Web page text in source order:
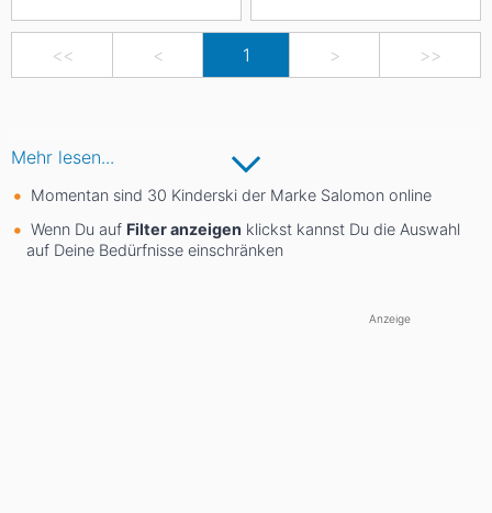
<< < 1 > >>
Mehr lesen...
Momentan sind 30 Kinderski der Marke Salomon online
Wenn Du auf Filter anzeigen klickst kannst Du die Auswahl
auf Deine Bedürfnisse einschränken
Anzeige